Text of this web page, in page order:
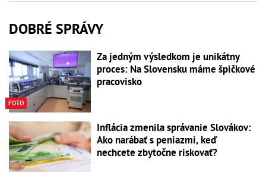
DOBRÉ SPRÁVY
FOTO
Za jedným výsledkom je unikátny
proces: Na Slovensku máme špičkové
pracovisko
Inflácia zmenila správanie Slovákov:
Ako narábať s peniazmi, keď
nechcete zbytočne riskovať?